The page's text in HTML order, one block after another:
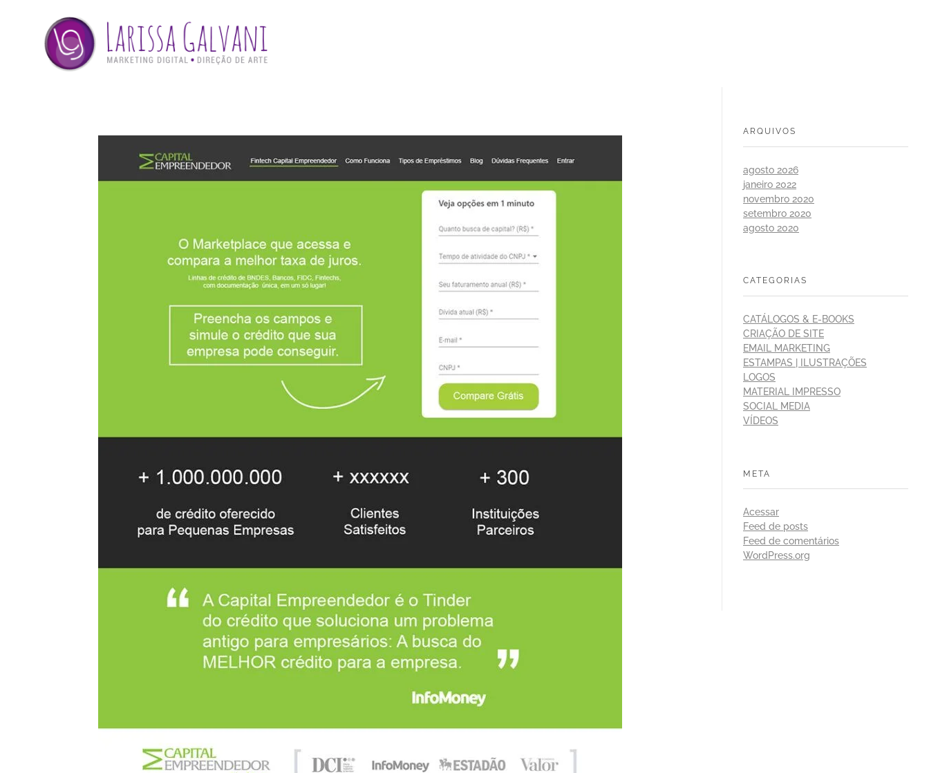
ARQUIVOS
agosto 2026
janeiro 2022
novembro 2020
setembro 2020
agosto 2020
CATEGORIAS
CATÁLOGOS & E-BOOKS
CRIAÇÃO DE SITE
EMAIL MARKETING
ESTAMPAS | ILUSTRAÇÕES
LOGOS
MATERIAL IMPRESSO
SOCIAL MEDIA
VÍDEOS
META
Acessar
Feed de posts
Feed de comentários
WordPress.org